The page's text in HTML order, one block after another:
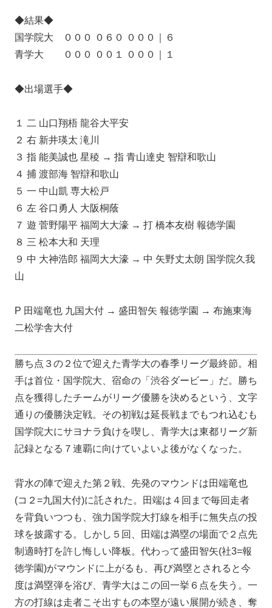
◆結果◆
国学院大 ０００ ０６０ ０００｜６
青学大 ０００ ００１ ０００｜１
◆出場選手◆
１ 二 山口翔梧 龍谷大平安
２ 右 新井瑛太 滝川
３ 指 能美誠也 星稜 → 指 青山達史 智辯和歌山
４ 捕 渡部海 智辯和歌山
５ 一 中山凱 専大松戸
６ 左 谷口勇人 大阪桐蔭
７ 遊 菅野陽平 福岡大大濠 → 打 橋本友樹 報徳学園
８ 三 松本大和 天理
９ 中 大神浩郎 福岡大大濠 → 中 矢野丈太朗 国学院久我
山
P 田端竜也 九国大付 → 盛田智矢 報徳学園 → 布施東海
二松学舎大付
勝ち点３の２位で迎えた青学大の春季リーグ最終節。相
手は首位・国学院大、宿命の「渋谷ダービー」だ。勝ち
点を獲得したチームがリーグ優勝を決めるという、文字
通りの優勝決定戦。その初戦は延長戦までもつれ込むも
国学院大にサヨナラ負けを喫し、青学大は東都リーグ新
記録となる７連覇に向けていよいよ後がなくなった。
背水の陣で迎えた第２戦、先発のマウンドは田端竜也
(コ２=九国大付)に託された。田端は４回まで毎回走者
を背負いつつも、強力国学院大打線を相手に無失点の投
球を披露する。しかし５回、田端は満塁の場面で２点先
制適時打を許し悔しい降板。代わって盛田智矢(社3=報
徳学園)がマウンドに上がるも、再び満塁とされると今
度は満塁弾を浴び、青学大はこの回一挙６点を失う。一
方の打線は走者こそ出すもの本塁が遠い展開が続き、奪